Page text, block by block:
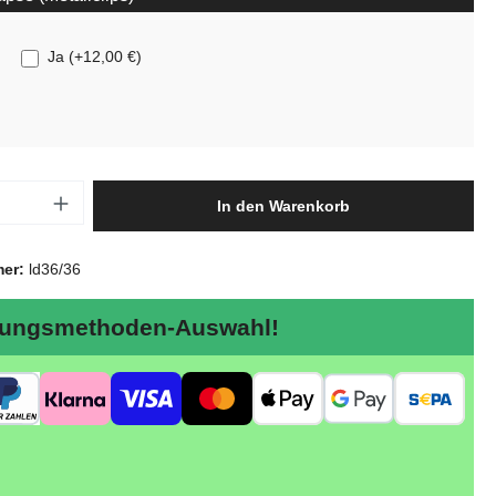
Ja (+12,00 €)
Anzahl: Gib den gewünschten Wert ein
In den Warenkorb
ld36/36
Auswahl!